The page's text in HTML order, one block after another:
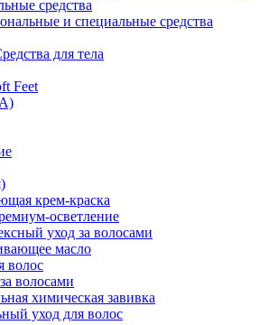
средства
и специальные средства
для тела
Feet
крем-краска
осветление
уход за волосами
масло
волос
волосами
химическая завивка
уход для волос